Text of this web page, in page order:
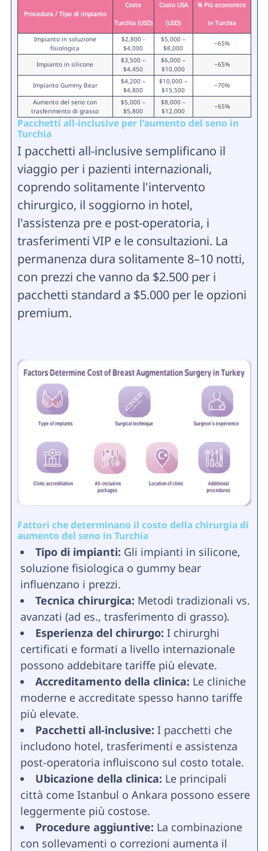
Procedura / Tipo di impianto
Costo
Turchia (USD)
Costo USA
(USD)
% Più economico
in Turchia
Impianto in soluzione
fisiologica
$2,800 -
$4,000
$5,000 –
$8,000
~65%
Impianto in silicone
$3,500 –
$4,450
$6,000 –
$10,000
~65%
Impianto Gummy Bear
$4,200 –
$4,800
$10,000 –
$15,500
~70%
Aumento del seno con
trasferimento di grasso
$5,000 –
$5,800
$8,000 –
$12,000
~65%
Pacchetti all-inclusive per l'aumento del seno in
Turchia
I pacchetti all-inclusive semplificano il
viaggio per i pazienti internazionali,
coprendo solitamente l'intervento
chirurgico, il soggiorno in hotel,
l'assistenza pre e post-operatoria, i
trasferimenti VIP e le consultazioni. La
permanenza dura solitamente 8–10 notti,
con prezzi che vanno da $2.500 per i
pacchetti standard a $5.000 per le opzioni
premium.
Fattori che determinano il costo della chirurgia di
aumento del seno in Turchia
Tipo di impianti: Gli impianti in silicone,
soluzione fisiologica o gummy bear
influenzano i prezzi.
Tecnica chirurgica: Metodi tradizionali vs.
avanzati (ad es., trasferimento di grasso).
Esperienza del chirurgo: I chirurghi
certificati e formati a livello internazionale
possono addebitare tariffe più elevate.
Accreditamento della clinica: Le cliniche
moderne e accreditate spesso hanno tariffe
più elevate.
Pacchetti all-inclusive: I pacchetti che
includono hotel, trasferimenti e assistenza
post-operatoria influiscono sul costo totale.
Ubicazione della clinica: Le principali
città come Istanbul o Ankara possono essere
leggermente più costose.
Procedure aggiuntive: La combinazione
con sollevamenti o correzioni aumenta il